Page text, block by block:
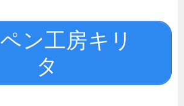
ペン工房キリ
タ